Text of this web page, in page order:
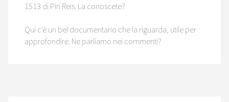
1513 di Piri Reis. La conoscete?
Qui c'è un bel documentario che la riguarda, utile per
approfondire. Ne parliamo nei commenti?